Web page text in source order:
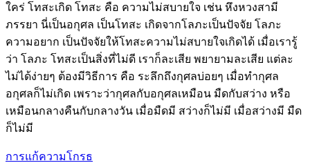
ใคร่ โทสะเกิด โทสะ คือ ความไม่สบายใจ เช่น หึงหวงสามี
ภรรยา นี่เป็นอกุศล เป็นโทสะ เกิดจากโลภะเป็นปัจจัย โลภะ
ความอยาก เป็นปัจจัยให้โทสะความไม่สบายใจเกิดได้ เมื่อเรารู้
ว่า โลภะ โทสะเป็นสิ่งที่ไม่ดี เราก็ละเสีย พยายามละเสีย แต่ละ
ไม่ได้ง่ายๆ ต้องมีวิธีการ คือ ระลึกถึงกุศลบ่อยๆ เมื่อทำกุศล
อกุศลก็ไม่เกิด เพราะว่ากุศลกับอกุศลเหมือน มืดกับสว่าง หรือ
เหมือนกลางคืนกับกลางวัน เมื่อมืดมี สว่างก็ไม่มี เมื่อสว่างมี มืด
ก็ไม่มี
การแก้ความโกรธ